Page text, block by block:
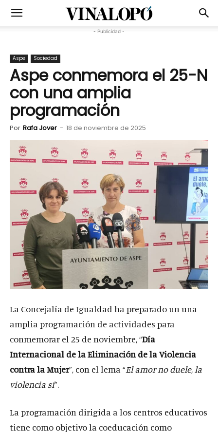
- Publicidad -
Aspe Sociedad
Aspe conmemora el 25-N
con una amplia
programación
Por Rafa Jover - 18 de noviembre de 2025
La Concejalía de Igualdad ha preparado un una
amplia programación de actividades para
conmemorar el 25 de noviembre, “Día
Internacional de la Eliminación de la Violencia
contra la Mujer”, con el lema “El amor no duele, la
violencia sí”.
La programación dirigida a los centros educativos
tiene como objetivo la coeducación como